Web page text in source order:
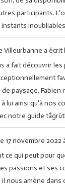
participants.
instants
Villeurbanne a écrit
a fait découvrir
paysage,
lui ainsi qu'à nos
notre guide
17 novembre 2022
ce qui peut pour
passions et ses
il nous amène